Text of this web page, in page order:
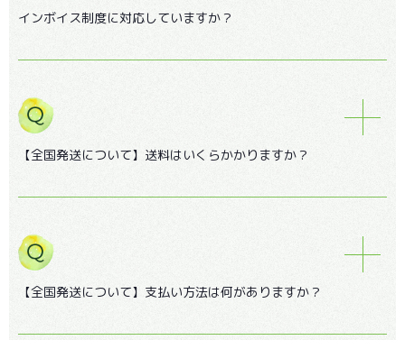
インボイス制度に対応していますか？
【全国発送について】送料はいくらかかりますか？
【全国発送について】支払い方法は何がありますか？